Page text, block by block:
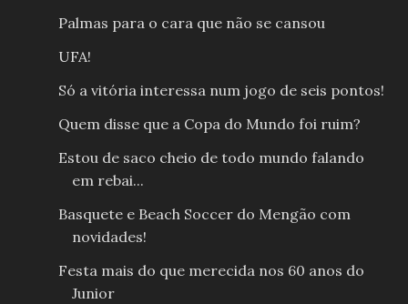
Palmas para o cara que não se cansou
UFA!
Só a vitória interessa num jogo de seis pontos!
Quem disse que a Copa do Mundo foi ruim?
Estou de saco cheio de todo mundo falando
em rebai...
Basquete e Beach Soccer do Mengão com
novidades!
Festa mais do que merecida nos 60 anos do
Junior